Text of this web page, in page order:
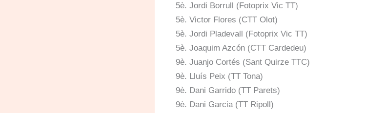
5è. Jordi Borrull (Fotoprix Vic TT)
5è. Victor Flores (CTT Olot)
5è. Jordi Pladevall (Fotoprix Vic TT)
5è. Joaquim Azcón (CTT Cardedeu)
9è. Juanjo Cortés (Sant Quirze TTC)
9è. Lluís Peix (TT Tona)
9è. Dani Garrido (TT Parets)
9è. Dani Garcia (TT Ripoll)